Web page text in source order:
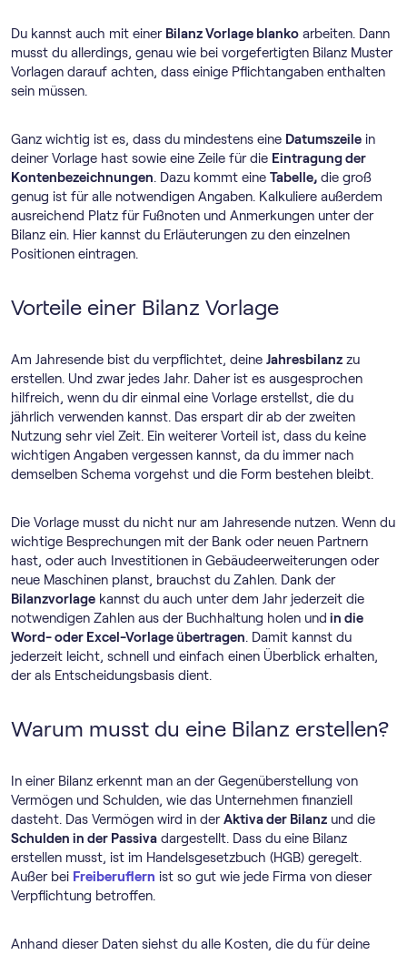
Du kannst auch mit einer Bilanz Vorlage blanko arbeiten. Dann
musst du allerdings, genau wie bei vorgefertigten Bilanz Muster
Vorlagen darauf achten, dass einige Pflichtangaben enthalten
sein müssen.
Ganz wichtig ist es, dass du mindestens eine Datumszeile in
deiner Vorlage hast sowie eine Zeile für die Eintragung der
Kontenbezeichnungen. Dazu kommt eine Tabelle, die groß
genug ist für alle notwendigen Angaben. Kalkuliere außerdem
ausreichend Platz für Fußnoten und Anmerkungen unter der
Bilanz ein. Hier kannst du Erläuterungen zu den einzelnen
Positionen eintragen.
Vorteile einer Bilanz Vorlage
Am Jahresende bist du verpflichtet, deine Jahresbilanz zu
erstellen. Und zwar jedes Jahr. Daher ist es ausgesprochen
hilfreich, wenn du dir einmal eine Vorlage erstellst, die du
jährlich verwenden kannst. Das erspart dir ab der zweiten
Nutzung sehr viel Zeit. Ein weiterer Vorteil ist, dass du keine
wichtigen Angaben vergessen kannst, da du immer nach
demselben Schema vorgehst und die Form bestehen bleibt.
Die Vorlage musst du nicht nur am Jahresende nutzen. Wenn du
wichtige Besprechungen mit der Bank oder neuen Partnern
hast, oder auch Investitionen in Gebäudeerweiterungen oder
neue Maschinen planst, brauchst du Zahlen. Dank der
Bilanzvorlage kannst du auch unter dem Jahr jederzeit die
notwendigen Zahlen aus der Buchhaltung holen und in die
Word- oder Excel-Vorlage übertragen. Damit kannst du
jederzeit leicht, schnell und einfach einen Überblick erhalten,
der als Entscheidungsbasis dient.
Warum musst du eine Bilanz erstellen?
In einer Bilanz erkennt man an der Gegenüberstellung von
Vermögen und Schulden, wie das Unternehmen finanziell
dasteht. Das Vermögen wird in derAktiva der Bilanz und die
Schulden in der Passiva dargestellt. Dass du eine Bilanz
erstellen musst, ist im Handelsgesetzbuch (HGB) geregelt.
Außer bei Freiberuflern ist so gut wie jede Firma von dieser
Verpflichtung betroffen.
Anhand dieser Daten siehst du alle Kosten, die du für deine